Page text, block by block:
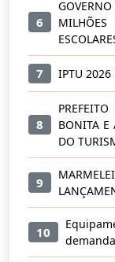
6
7 IPTU 2026
8
BONITA E
DO
9
10